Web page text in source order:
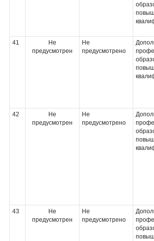
41
Не
предусмотрен
Не
предусмотрено
42
Не
предусмотрен
Не
предусмотрено
43
Не
предусмотрен
Не
предусмотрено